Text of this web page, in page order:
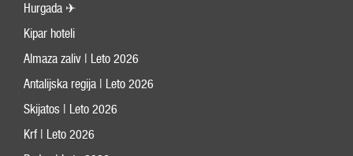
Hurgada ✈
Kipar hoteli
Almaza zaliv | Leto 2026
Antalijska regija | Leto 2026
Skijatos | Leto 2026
Krf | Leto 2026